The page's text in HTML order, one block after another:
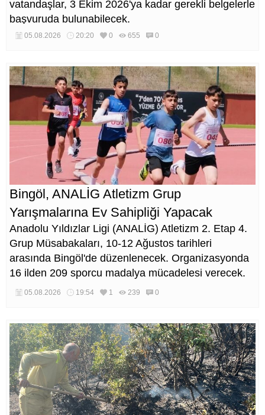
vatandaşlar, 3 Ekim 2026'ya kadar gerekli belgelerle
başvuruda bulunabilecek.
05.08.2026 20:20 0 655 0
Bingöl, ANALİG Atletizm Grup
Yarışmalarına Ev Sahipliği Yapacak
Anadolu Yıldızlar Ligi (ANALİG) Atletizm 2. Etap 4.
Grup Müsabakaları, 10-12 Ağustos tarihleri
arasında Bingöl'de düzenlenecek. Organizasyonda
16 ilden 209 sporcu madalya mücadelesi verecek.
05.08.2026 19:54 1 239 0